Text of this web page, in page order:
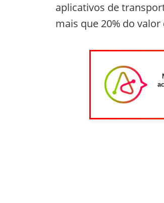
aplicativos de
mais que 20% do